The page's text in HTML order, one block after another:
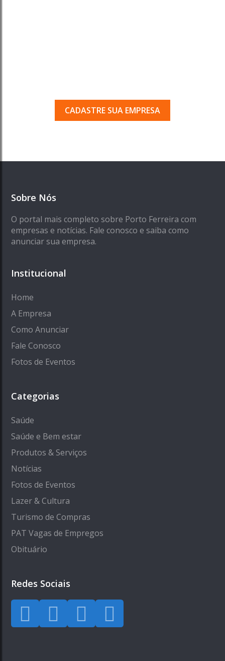
CADASTRE SUA EMPRESA
Sobre Nós
O portal mais completo sobre Porto Ferreira com
empresas e notícias. Fale conosco e saiba como
anunciar sua empresa.
Institucional
Home
A Empresa
Como Anunciar
Fale Conosco
Fotos de Eventos
Categorias
Saúde
Saúde e Bem estar
Produtos & Serviços
Notícias
Fotos de Eventos
Lazer & Cultura
Turismo de Compras
PAT Vagas de Empregos
Obituário
Redes Sociais